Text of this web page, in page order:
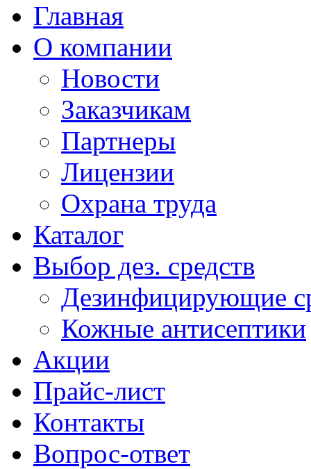
Главная
О компании
Новости
Заказчикам
Партнеры
Лицензии
Охрана труда
Каталог
Выбор дез. средств
Дезинфицирующие
Кожные антисептики
Акции
Прайс-лист
Контакты
Вопрос-ответ